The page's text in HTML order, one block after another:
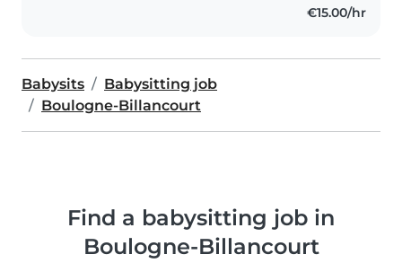
€15.00/hr
Babysits
Babysitting job
Boulogne-Billancourt
Find a babysitting job in
Boulogne-Billancourt